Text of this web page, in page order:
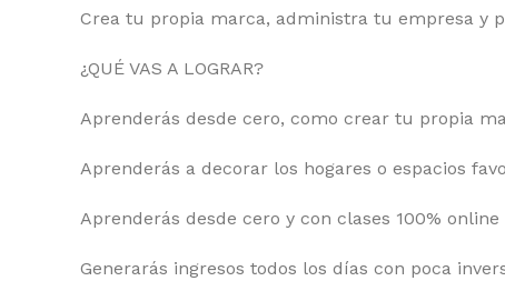
Crea tu propia marca, administra tu empresa y
¿QUÉ VAS A LOGRAR?
Aprenderás desde cero, como crear tu propia
Aprenderás a decorar los hogares o espacios
Aprenderás desde cero y con clases 100%
Generarás ingresos todos los días con poca